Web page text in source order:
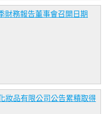
財務報告董事會召開日期
妝品有限公司公告累積取得